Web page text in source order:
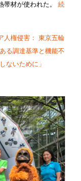
帯材が使われた。 続
人権侵害： 東京五輪
る調達基準と機能不
ないために」